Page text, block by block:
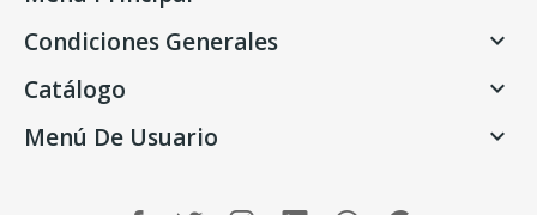
Condiciones Generales 
Catálogo 
Menú De Usuario 